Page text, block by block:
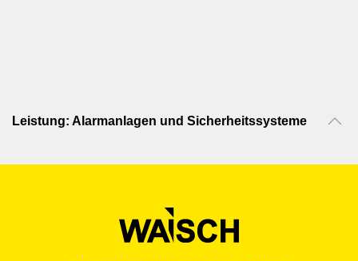
Leistung: Alarmanlagen und Sicherheitssysteme